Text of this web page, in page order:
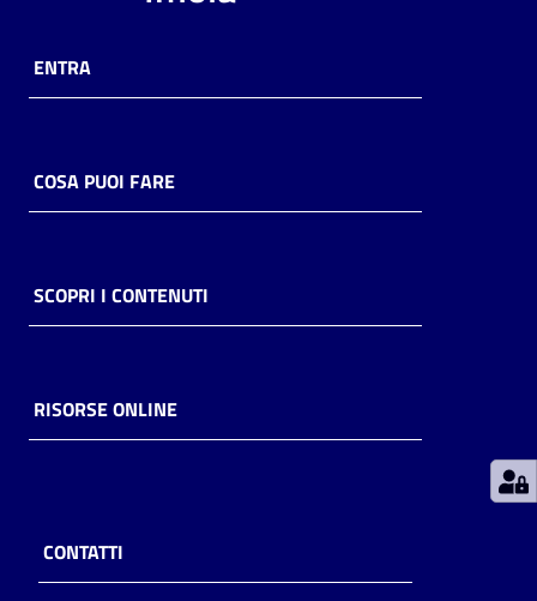
Archivio
Decentrate
lettura
ENTRA
COSA PUOI FARE
SCOPRI I CONTENUTI
RISORSE ONLINE
CONTATTI